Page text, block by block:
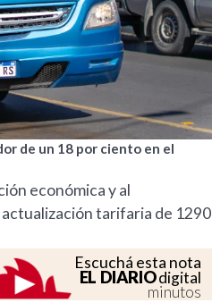
de un 18 por ciento en el
económica y al
tarifaria de 1290
Escuchá esta nota
EL DIARIOdigital
minutos